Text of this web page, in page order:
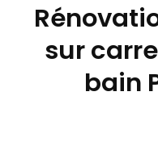
sur
bain